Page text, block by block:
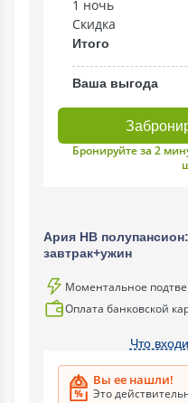
1 ночь
Скидка
Итого
Ваша выгода
Бронируйте за 2
Ария НВ
завтрак+ужин
Моментальное
Оплата банковской
Что
Вы ее нашли!
Это